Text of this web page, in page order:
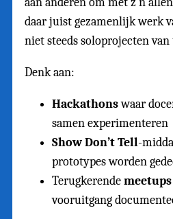
daar juist gezamenlijk werk
niet steeds soloprojecten van
Denk aan:
Hackathonswaar
samen experimenteren
Show Don’t Tell-
prototypes worden
Terugkerendemeetups
vooruitgang